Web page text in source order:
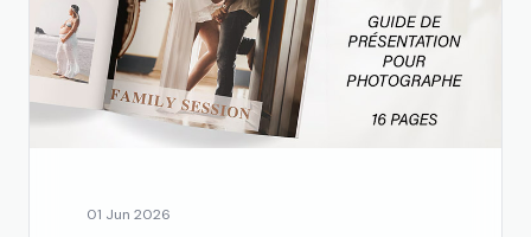
01 Jun 2026